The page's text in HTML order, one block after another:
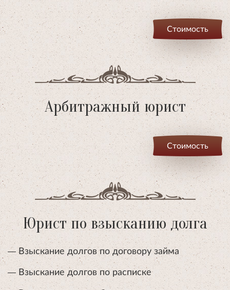
Стоимость
Арбитражный юрист
Стоимость
Юрист по взысканию долга
Взыскание долгов по договору займа
Взыскание долгов по расписке